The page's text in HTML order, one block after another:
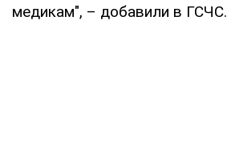
медикам", – добавили в ГСЧС.